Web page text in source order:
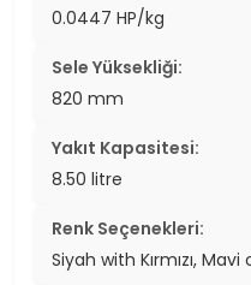
0.0447 HP/kg
Sele Yüksekliği:
820 mm
Yakıt Kapasitesi:
8.50 litre
Renk Seçenekleri:
Siyah with Kırmızı,